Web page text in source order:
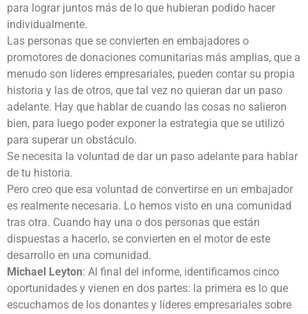
para lograr juntos más de lo que hubieran podido hacer
individualmente.
Las personas que se convierten en embajadores o
promotores de donaciones comunitarias más amplias, que a
menudo son líderes empresariales, pueden contar su propia
historia y las de otros, que tal vez no quieran dar un paso
adelante. Hay que hablar de cuando las cosas no salieron
bien, para luego poder exponer la estrategia que se utilizó
para superar un obstáculo.
Se necesita la voluntad de dar un paso adelante para hablar
de tu historia.
Pero creo que esa voluntad de convertirse en un embajador
es realmente necesaria. Lo hemos visto en una comunidad
tras otra. Cuando hay una o dos personas que están
dispuestas a hacerlo, se convierten en el motor de este
desarrollo en una comunidad.
Michael Leyton: Al final del informe, identificamos cinco
oportunidades y vienen en dos partes: la primera es lo que
escuchamos de los donantes y líderes empresariales sobre